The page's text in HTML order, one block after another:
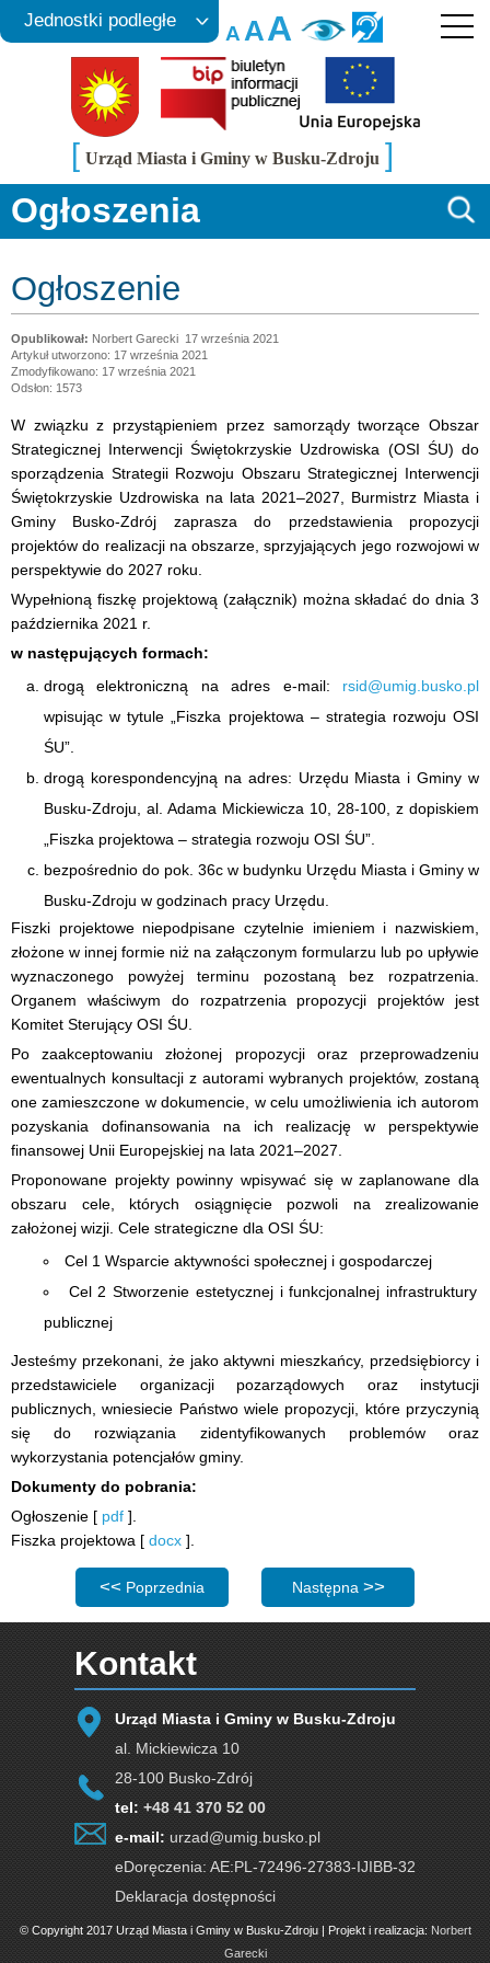
AAA
Jednostki podległe
[ Urząd Miasta i Gminy w Busku-Zdroju ]
Ogłoszenia
Ogłoszenie
Norbert Garecki 17 września 2021
Artykuł utworzono: 17 września 2021
Zmodyfikowano: 17 września 2021
Odsłon: 1573
W związku z przystąpieniem przez samorządy tworzące Obszar
Strategicznej Interwencji Świętokrzyskie Uzdrowiska (OSI ŚU) do
sporządzenia Strategii Rozwoju Obszaru Strategicznej Interwencji
Świętokrzyskie Uzdrowiska na lata 2021–2027, Burmistrz Miasta i
Gminy Busko-Zdrój zaprasza do przedstawienia propozycji
projektów do realizacji na obszarze, sprzyjających jego rozwojowi w
perspektywie do 2027 roku.
Wypełnioną fiszkę projektową (załącznik) można składać do dnia 3
października 2021 r.
w następujących formach:
drogą elektroniczną na adres e-mail: rsid@umig.busko.pl
wpisując w tytule „Fiszka projektowa – strategia rozwoju OSI
ŚU”.
drogą korespondencyjną na adres: Urzędu Miasta i Gminy w
Busku-Zdroju, al. Adama Mickiewicza 10, 28-100, z dopiskiem
„Fiszka projektowa – strategia rozwoju OSI ŚU”.
bezpośrednio do pok. 36c w budynku Urzędu Miasta i Gminy w
Busku-Zdroju w godzinach pracy Urzędu.
Fiszki projektowe niepodpisane czytelnie imieniem i nazwiskiem,
złożone w innej formie niż na załączonym formularzu lub po upływie
wyznaczonego powyżej terminu pozostaną bez rozpatrzenia.
Organem właściwym do rozpatrzenia propozycji projektów jest
Komitet Sterujący OSI ŚU.
Po zaakceptowaniu złożonej propozycji oraz przeprowadzeniu
ewentualnych konsultacji z autorami wybranych projektów, zostaną
one zamieszczone w dokumencie, w celu umożliwienia ich autorom
pozyskania dofinansowania na ich realizację w perspektywie
finansowej Unii Europejskiej na lata 2021–2027.
Proponowane projekty powinny wpisywać się w zaplanowane dla
obszaru cele, których osiągnięcie pozwoli na zrealizowanie
założonej wizji. Cele strategiczne dla OSI ŚU:
Cel 1 Wsparcie aktywności społecznej i gospodarczej
Cel 2 Stworzenie estetycznej i funkcjonalnej infrastruktury
publicznej
Jesteśmy przekonani, że jako aktywni mieszkańcy, przedsiębiorcy i
przedstawiciele organizacji pozarządowych oraz instytucji
publicznych, wniesiecie Państwo wiele propozycji, które przyczynią
się do rozwiązania zidentyfikowanych problemów oraz
wykorzystania potencjałów gminy.
Dokumenty do pobrania:
Ogłoszenie [ pdf ].
Fiszka projektowa [ docx ].
Poprzednia strona: Postanowienie Starosty Buskiego.
Poprzednia Następna strona:
Następna
Kontakt
Urząd Miasta i Gminy w Busku-Zdroju
al. Mickiewicza 10
28-100 Busko-Zdrój
tel: +48 41 370 52 00
e-mail: urzad@umig.busko.pl
eDoręczenia: AE:PL-72496-27383-IJIBB-32
Deklaracja dostępności
© Copyright 2017 Urząd Miasta i Gminy w Busku-Zdroju | Projekt i realizacja: Norbert
Garecki